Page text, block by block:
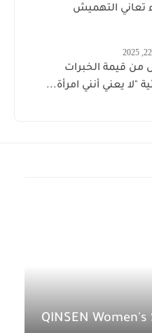
تعاني التهميش
من قيمة الخبرات
"لا يعني أنني امرأة...
QINSEN